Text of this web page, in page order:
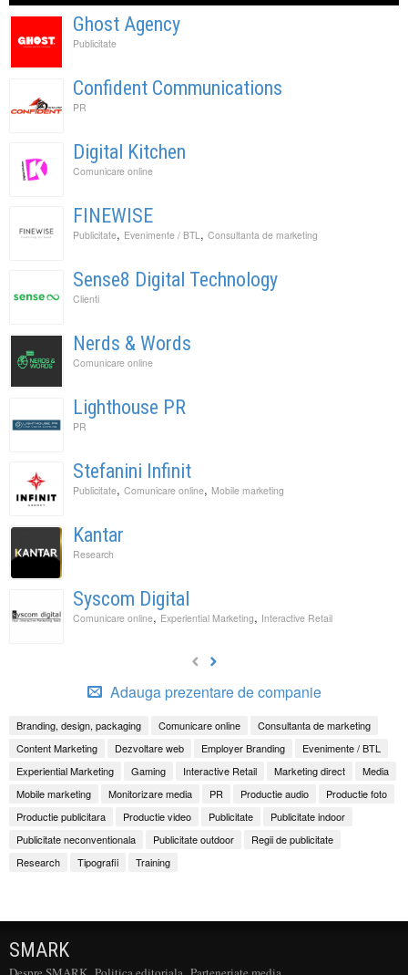
Ghost Agency
Publicitate
Confident Communications
PR
Digital Kitchen
Comunicare online
FINEWISE
Publicitate, Evenimente / BTL, Consultanta de marketing
Sense8 Digital Technology
Clienti
Nerds & Words
Comunicare online
Lighthouse PR
PR
Stefanini Infinit
Publicitate, Comunicare online, Mobile marketing
Kantar
Research
Syscom Digital
Comunicare online, Experiential Marketing, Interactive Retail
Adauga prezentare de companie
Branding, design, packaging Comunicare online
Consultanta de marketing
Content Marketing
Dezvoltare web Employer Branding
Evenimente / BTL
Experiential Marketing
Gaming Interactive Retail Marketing direct
Media
Mobile marketing
Monitorizare media PR Productie audio
Productie foto
Productie publicitara
Productie video Publicitate
Publicitate indoor
Publicitate neconventionala
Publicitate outdoor
Regii de publicitate
Research
Tipografii Training
SMARK